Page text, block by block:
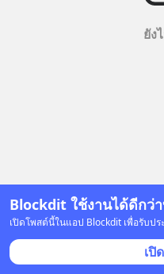
Blockdit ใช้งานได้ดีกว่
เปิดโพสต์นี้ในแอป Blockdit เพื่อรับป
เปิ
ยัง